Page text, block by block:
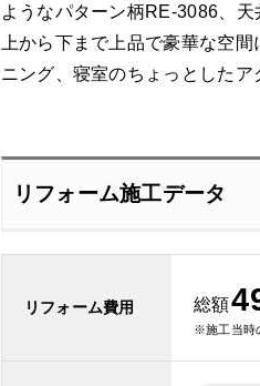
ようなパターン柄RE-3086、
上から下まで上品で豪華な空
ニング、寝室のちょっとした
リフォーム施工データ
リフォーム費用 総額
※施工当時